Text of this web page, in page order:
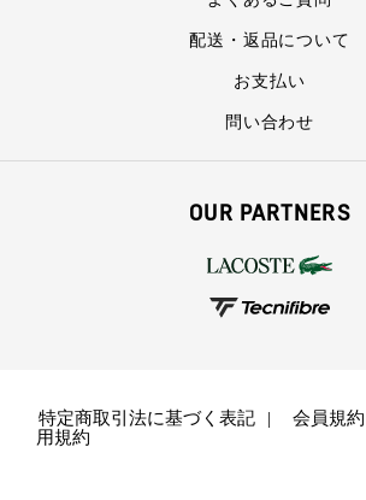
配送・返品について
お支払い
問い合わせ
OUR PARTNERS
特定商取引法に基づく表記 会員規約
用規約